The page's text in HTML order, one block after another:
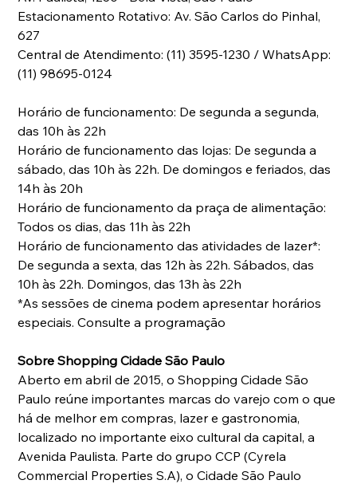
Estacionamento Rotativo: Av. São Carlos do Pinhal,
627
Central de Atendimento: (11) 3595-1230 / WhatsApp:
(11) 98695-0124
Horário de funcionamento: De segunda a segunda,
das 10h às 22h
Horário de funcionamento das lojas: De segunda a
sábado, das 10h às 22h. De domingos e feriados, das
14h às 20h
Horário de funcionamento da praça de alimentação:
Todos os dias, das 11h às 22h
Horário de funcionamento das atividades de lazer*:
De segunda a sexta, das 12h às 22h. Sábados, das
10h às 22h. Domingos, das 13h às 22h
*As sessões de cinema podem apresentar horários
especiais. Consulte a programação
Sobre Shopping Cidade São Paulo
Aberto em abril de 2015, o Shopping Cidade São
Paulo reúne importantes marcas do varejo com o que
há de melhor em compras, lazer e gastronomia,
localizado no importante eixo cultural da capital, a
Avenida Paulista. Parte do grupo CCP (Cyrela
Commercial Properties S.A), o Cidade São Paulo